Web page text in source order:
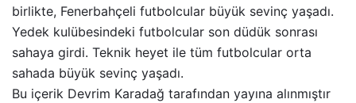
birlikte, Fenerbahçeli futbolcular büyük sevinç yaşadı.
Yedek kulübesindeki futbolcular son düdük sonrası
sahaya girdi. Teknik heyet ile tüm futbolcular orta
sahada büyük sevinç yaşadı.
Bu içerik Devrim Karadağ tarafından yayına alınmıştır